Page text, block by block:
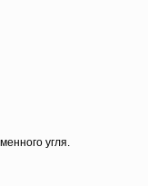
угля.